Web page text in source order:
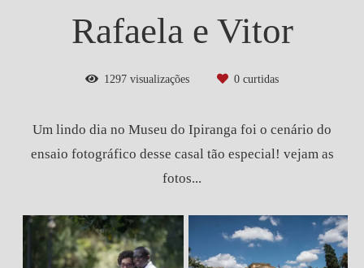
Rafaela e Vitor
1297 visualizações 0 curtidas
Um lindo dia no Museu do Ipiranga foi o cenário do
ensaio fotográfico desse casal tão especial! vejam as
fotos...